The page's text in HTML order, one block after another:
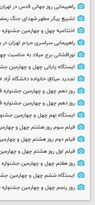
راهپیمایی روز جهانی قدس در تهران
تشییع پیکر مطهر شهدای جنگ
اختتامیه چهل و چهارمین
راهپیمایی سراسری مردم تهران در
نورافشانی برج میلاد به مناسبت
ایستگاه پایانی چهل و چهارمین
تجدید میثاق خانواده دانشگاه
روز دهم چهل و چهارمین
روز دهم چهل و چهارمین جشنواره
ایستگاه نهم چهل و چهارمین
فیلم سوم روز هشتم چهل و
فیلم دوم روز هشتم چهل و
فیلم اول روز هشتم چهل و
روز هفتم چهل و چهارمین
ایستگاه ششم چهل و چهارمین
روز پنجم چهل و چهارمین